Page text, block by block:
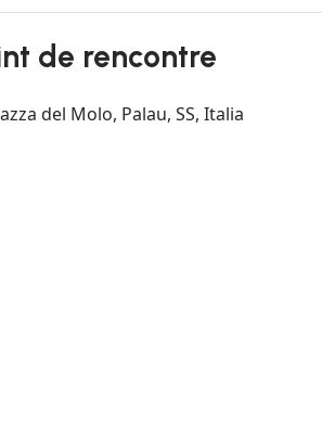
de rencontre
del Molo, Palau, SS, Italia